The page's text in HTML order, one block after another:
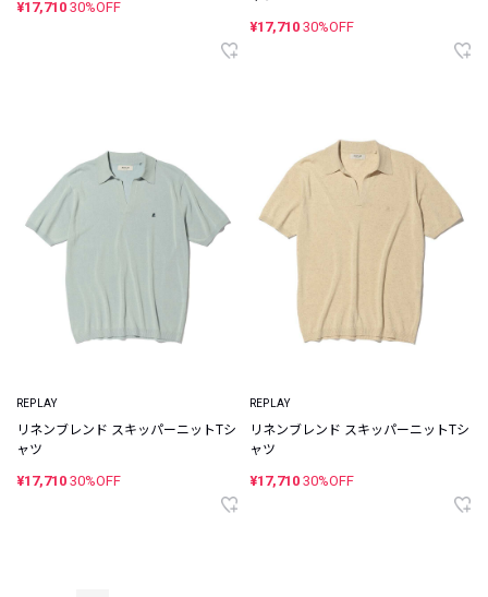
¥17,710 30%OFF
¥17,710 30%OFF
REPLAY
リネンブレンド スキッパーニットTシ
ャツ
¥17,710 30%OFF
REPLAY
リネンブレンド スキッパーニットTシ
ャツ
¥17,710 30%OFF